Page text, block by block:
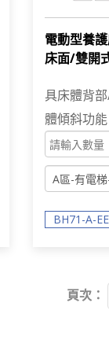
電動型養
床面/雙開
具床體背
體傾斜功
BH71-A-EE
頁次：